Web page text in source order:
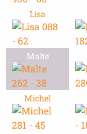
Lisa
Malte
Michel